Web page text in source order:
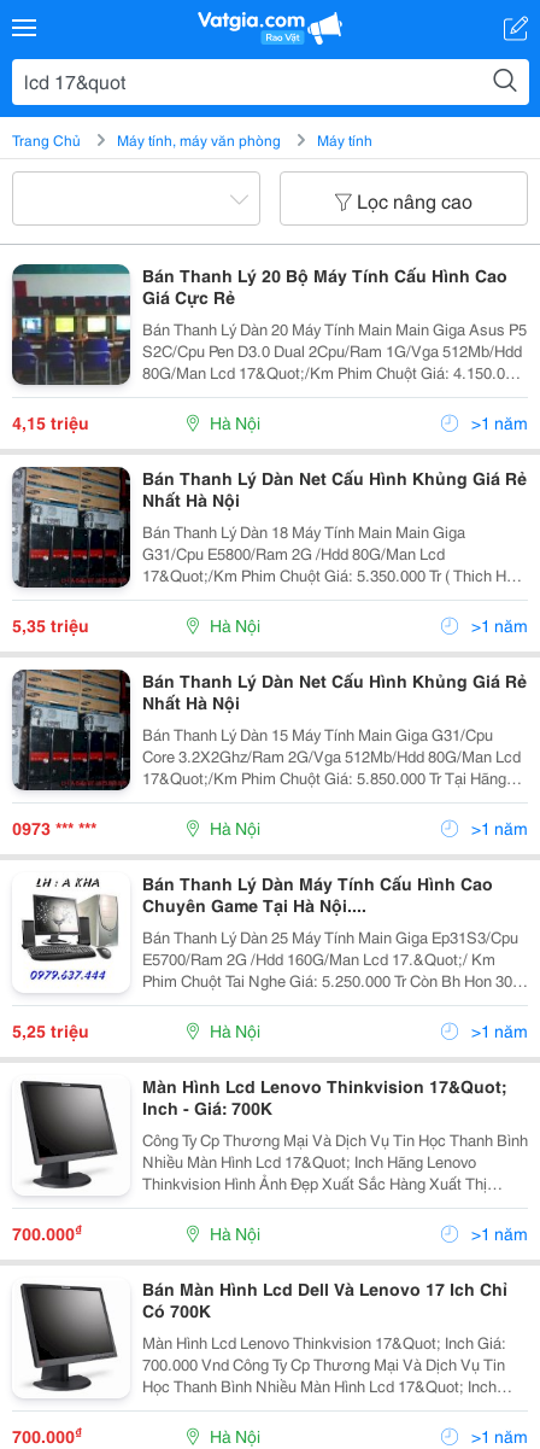
Trang Chủ Máy tính, máy văn phòng Máy tính
Lọc nâng cao
Bán Thanh Lý 20 Bộ Máy Tính Cấu Hình Cao
Giá Cực Rẻ
Bán Thanh Lý Dàn 20 Máy Tính Main Main Giga Asus P5
S2C/Cpu Pen D3.0 Dual 2Cpu/Ram 1G/Vga 512Mb/Hdd
80G/Man Lcd 17&Quot;/Km Phim Chuột Giá: 4.150.000
Tr Tại Hãng Còn Bh Gan 1 Nam Tại Hãng ( Thich Hop
Dung Cho &Ndash; Game Online 3D &Ndash; Đồ Họa
4,15 triệu Hà Nội >1 năm
Bán Thanh Lý Dàn Net Cấu Hình Khủng Giá Rẻ
Nhất Hà Nội
Bán Thanh Lý Dàn 18 Máy Tính Main Main Giga
G31/Cpu E5800/Ram 2G /Hdd 80G/Man Lcd
17&Quot;/Km Phim Chuột Giá: 5.350.000 Tr ( Thich Hop
Dung Cho &Ndash; Game Online 3D &Ndash; Đồ Họa
Dual) &Hellip
5,35 triệu Hà Nội >1 năm
Bán Thanh Lý Dàn Net Cấu Hình Khủng Giá Rẻ
Nhất Hà Nội
Bán Thanh Lý Dàn 15 Máy Tính Main Giga G31/Cpu
Core 3.2X2Ghz/Ram 2G/Vga 512Mb/Hdd 80G/Man Lcd
17&Quot;/Km Phim Chuột Giá: 5.850.000 Tr Tại Hãng
Còn Bh Gan 1 Năm Tại Hãng ( Thich Hop Dung Cho
&Ndash; Game Online 3D &Ndash; Đồ Họa Cao ) Thông
Số Tóm T
0973 *** *** Hà Nội >1 năm
Bán Thanh Lý Dàn Máy Tính Cấu Hình Cao
Chuyên Game Tại Hà Nội....
Bán Thanh Lý Dàn 25 Máy Tính Main Giga Ep31S3/Cpu
E5700/Ram 2G /Hdd 160G/Man Lcd 17.&Quot;/ Km
Phim Chuột Tai Nghe Giá: 5.250.000 Tr Còn Bh Hon 30
Thang ( Con Phiếu Mua Cua Tran Anh) ( Thich Hop Dung
Cho &Ndash; Game Online 3D &Ndash; Đồ Họa Cao )
5,25 triệu Hà Nội >1 năm
Màn Hình Lcd Lenovo Thinkvision 17&Quot;
Inch - Giá: 700K
Công Ty Cp Thương Mại Và Dịch Vụ Tin Học Thanh Bình
Nhiều Màn Hình Lcd 17&Quot; Inch Hãng Lenovo
Thinkvision Hình Ảnh Đẹp Xuất Sắc Hàng Xuất Thị
Trường Usa Độ Phân Giải 1280 X 1024 Pixel . Góc Nhìn
Đa Điểm Mầu Sắc Cực Đẹp Rất Phù Hợp Cho Dùng Gia
Đình , L
700.000₫ Hà Nội >1 năm
Bán Màn Hình Lcd Dell Và Lenovo 17 Ich Chỉ
Có 700K
Màn Hình Lcd Lenovo Thinkvision 17&Quot; Inch Giá:
700.000 Vnd Công Ty Cp Thương Mại Và Dịch Vụ Tin
Học Thanh Bình Nhiều Màn Hình Lcd 17&Quot; Inch
Hãng Lenovo Thinkvision Hình Ảnh Đẹp Xuất Sắc Hàng
Xuất Thị Trường Usa Độ Phân Giải 1280 X 1024 Pixel .
700.000₫ Hà Nội >1 năm